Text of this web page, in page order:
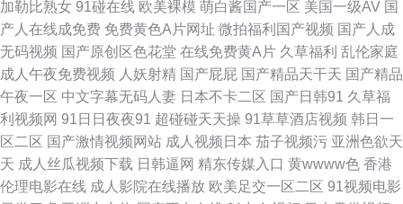
邻家少妇日韩 婷婷情色五月天 国产超碰青青草 老司机成人福利 日韩伦理3P
动作 一区二区国产视频 AV天堂东京热 成人免费视频网 久久精品日韩久久 日
韩色图网 在线资源91 www毛片 豆花av在线 久久男同 青青草综合 瑟瑟视屏
91网址在线观看 东京热资源站 久草欧美 美女瑟瑟视频 欧一区二区三区 香蕉
加勒比熟女 91碰在线 欧美裸模 萌白酱国产一区 美国一级AV 国
产人在线成免费 免费黄色A片网址 微拍福利国产视频 国产人成
无码视频 国产原创区色花堂 在线免费黄A片 久草福利 乱伦家庭
成人午夜免费视频 人妖射精 国产屁屁 国产精品天干天 国产精品
午夜一区 中文字幕无码人妻 日本不卡二区 国产日韩91 久草福
利视频网 91日日夜夜91 超碰碰天天操 91草草酒店视频 韩日一
区二区 国产激情视频网站 成人视频日本 茄子视频污 亚洲色欲天
天 成人丝瓜视频下载 日韩逼网 精东传媒入口 黄wwww色 香港
伦理电影在线 成人影院在线播放 欧美足交一区二区 91视频电影